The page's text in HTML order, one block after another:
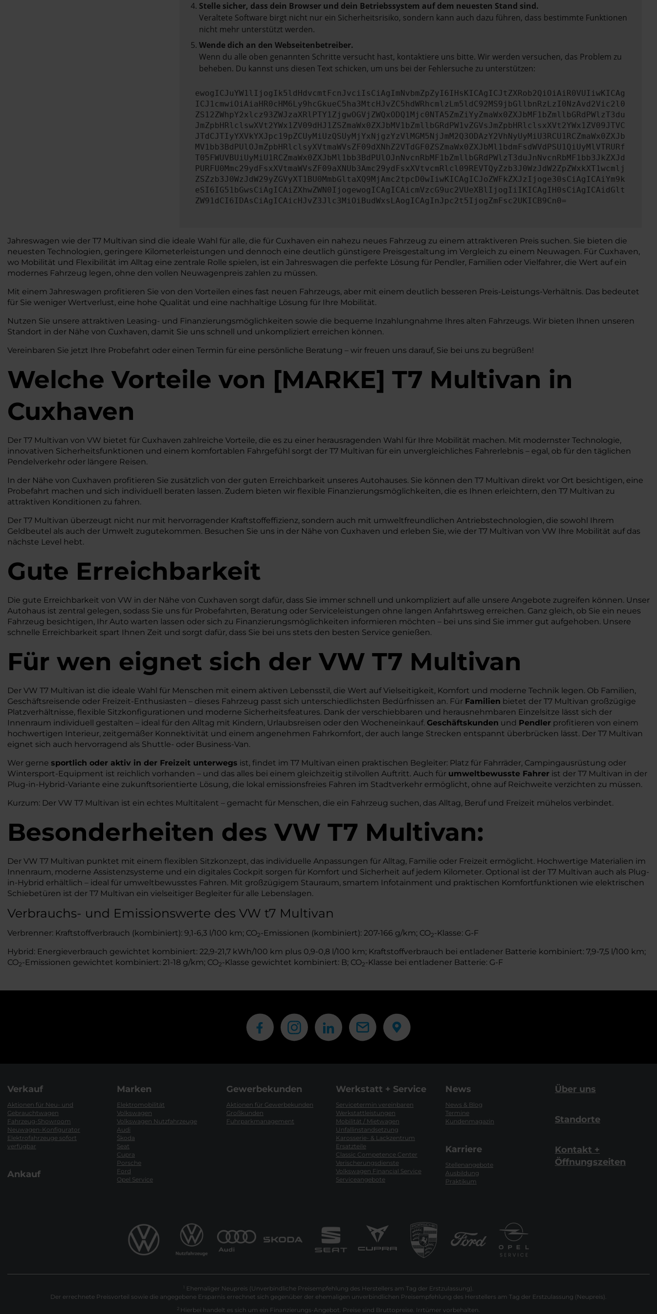
Stelle sicher, dass dein Browser und dein Betriebssystem auf dem neuesten Stand sind.
Veraltete Software birgt nicht nur ein Sicherheitsrisiko, sondern kann auch dazu führen, dass bestimmte Funktionen
nicht mehr unterstützt werden.
Wende dich an den Webseitenbetreiber.
Wenn du alle oben genannten Schritte versucht hast, kontaktiere uns bitte. Wir werden versuchen, das Problem zu
beheben. Du kannst uns diesen Text schicken, um uns bei der Fehlersuche zu unterstützen:
ewogICJuYW1lIjogIk5ldHdvcmtFcnJvciIsCiAgImNvbmZpZyI6IHsKICAgICJtZXRob2QiOiAiR0VUIiwKICAg
ICJ1cmwiOiAiaHR0cHM6Ly9hcGkueC5ha3MtcHJvZC5hdWRhcmlzLm5ldC92MS9jbGllbnRzLzI0NzAvd2Vic2l0
ZS12ZWhpY2xlcz93ZWJzaXRlPTY1ZjgwOGVjZWQxODQ1Mjc0NTA5ZmZiYyZmaWx0ZXJbMF1bZmllbGRdPWlzT3du
JmZpbHRlclswXVt2YWx1ZV09dHJ1ZSZmaWx0ZXJbMV1bZmllbGRdPW1vZGVsJmZpbHRlclsxXVt2YWx1ZV09JTVC
JTdCJTIyYXVkYXJpc19pZCUyMiUzQSUyMjYxNjgzYzVlMGM5NjJmM2Q3ODAzY2VhNyUyMiU3RCU1RCZmaWx0ZXJb
MV1bb3BdPUlOJmZpbHRlclsyXVtmaWVsZF09dXNhZ2VTdGF0ZSZmaWx0ZXJbMl1bdmFsdWVdPSU1QiUyMlVTRURf
T05FWUVBUiUyMiU1RCZmaWx0ZXJbMl1bb3BdPUlOJnNvcnRbMF1bZmllbGRdPWlzT3duJnNvcnRbMF1bb3JkZXJd
PURFU0Mmc29ydFsxXVtmaWVsZF09aXNUb3Amc29ydFsxXVtvcmRlcl09REVTQyZzb3J0WzJdW2ZpZWxkXT1wcmlj
ZSZzb3J0WzJdW29yZGVyXT1BU0MmbGltaXQ9MjAmc2tpcD0wIiwKICAgICJoZWFkZXJzIjoge30sCiAgICAiYm9k
eSI6IG51bGwsCiAgICAiZXhwZWN0IjogewogICAgICAicmVzcG9uc2VUeXBlIjogIiIKICAgIH0sCiAgICAidGlt
ZW91dCI6IDAsCiAgICAicHJvZ3Jlc3MiOiBudWxsLAogICAgInJpc2t5IjogZmFsc2UKICB9Cn0=
Jahreswagen wie der T7 Multivan sind die ideale Wahl für alle, die für Cuxhaven ein nahezu neues Fahrzeug zu einem attraktiveren Preis suchen. Sie bieten die
neuesten Technologien, geringere Kilometerleistungen und dennoch eine deutlich günstigere Preisgestaltung im Vergleich zu einem Neuwagen. Für Cuxhaven,
wo Mobilität und Flexibilität im Alltag eine zentrale Rolle spielen, ist ein Jahreswagen die perfekte Lösung für Pendler, Familien oder Vielfahrer, die Wert auf ein
modernes Fahrzeug legen, ohne den vollen Neuwagenpreis zahlen zu müssen.
Mit einem Jahreswagen profitieren Sie von den Vorteilen eines fast neuen Fahrzeugs, aber mit einem deutlich besseren Preis-Leistungs-Verhältnis. Das bedeutet
für Sie weniger Wertverlust, eine hohe Qualität und eine nachhaltige Lösung für Ihre Mobilität.
Nutzen Sie unsere attraktiven Leasing- und Finanzierungsmöglichkeiten sowie die bequeme Inzahlungnahme Ihres alten Fahrzeugs. Wir bieten Ihnen unseren
Standort in der Nähe von Cuxhaven, damit Sie uns schnell und unkompliziert erreichen können.
Vereinbaren Sie jetzt Ihre Probefahrt oder einen Termin für eine persönliche Beratung – wir freuen uns darauf, Sie bei uns zu begrüßen!
Welche Vorteile von [MARKE] T7 Multivan in
Cuxhaven
Der T7 Multivan von VW bietet für Cuxhaven zahlreiche Vorteile, die es zu einer herausragenden Wahl für Ihre Mobilität machen. Mit modernster Technologie,
innovativen Sicherheitsfunktionen und einem komfortablen Fahrgefühl sorgt der T7 Multivan für ein unvergleichliches Fahrerlebnis – egal, ob für den täglichen
Pendelverkehr oder längere Reisen.
In der Nähe von Cuxhaven profitieren Sie zusätzlich von der guten Erreichbarkeit unseres Autohauses. Sie können den T7 Multivan direkt vor Ort besichtigen, eine
Probefahrt machen und sich individuell beraten lassen. Zudem bieten wir flexible Finanzierungsmöglichkeiten, die es Ihnen erleichtern, den T7 Multivan zu
attraktiven Konditionen zu fahren.
Der T7 Multivan überzeugt nicht nur mit hervorragender Kraftstoffeffizienz, sondern auch mit umweltfreundlichen Antriebstechnologien, die sowohl Ihrem
Geldbeutel als auch der Umwelt zugutekommen. Besuchen Sie uns in der Nähe von Cuxhaven und erleben Sie, wie der T7 Multivan von VW Ihre Mobilität auf das
nächste Level hebt.
Gute Erreichbarkeit
Die gute Erreichbarkeit von VW in der Nähe von Cuxhaven sorgt dafür, dass Sie immer schnell und unkompliziert auf alle unsere Angebote zugreifen können. Unser
Autohaus ist zentral gelegen, sodass Sie uns für Probefahrten, Beratung oder Serviceleistungen ohne langen Anfahrtsweg erreichen. Ganz gleich, ob Sie ein neues
Fahrzeug besichtigen, Ihr Auto warten lassen oder sich zu Finanzierungsmöglichkeiten informieren möchten – bei uns sind Sie immer gut aufgehoben. Unsere
schnelle Erreichbarkeit spart Ihnen Zeit und sorgt dafür, dass Sie bei uns stets den besten Service genießen.
Für wen eignet sich der VW T7 Multivan
Der VW T7 Multivan ist die ideale Wahl für Menschen mit einem aktiven Lebensstil, die Wert auf Vielseitigkeit, Komfort und moderne Technik legen. Ob Familien,
Geschäftsreisende oder Freizeit-Enthusiasten – dieses Fahrzeug passt sich unterschiedlichsten Bedürfnissen an. Für Familien bietet der T7 Multivan großzügige
Platzverhältnisse, flexible Sitzkonfigurationen und moderne Sicherheitsfeatures. Dank der verschiebbaren und herausnehmbaren Einzelsitze lässt sich der
Innenraum individuell gestalten – ideal für den Alltag mit Kindern, Urlaubsreisen oder den Wocheneinkauf. Geschäftskunden und Pendler profitieren von einem
hochwertigen Interieur, zeitgemäßer Konnektivität und einem angenehmen Fahrkomfort, der auch lange Strecken entspannt überbrücken lässt. Der T7 Multivan
eignet sich auch hervorragend als Shuttle- oder Business-Van.
Wer gerne sportlich oder aktiv in der Freizeit unterwegs ist, findet im T7 Multivan einen praktischen Begleiter: Platz für Fahrräder, Campingausrüstung oder
Wintersport-Equipment ist reichlich vorhanden – und das alles bei einem gleichzeitig stilvollen Auftritt. Auch für umweltbewusste Fahrer ist der T7 Multivan in der
Plug-in-Hybrid-Variante eine zukunftsorientierte Lösung, die lokal emissionsfreies Fahren im Stadtverkehr ermöglicht, ohne auf Reichweite verzichten zu müssen.
Kurzum: Der VW T7 Multivan ist ein echtes Multitalent – gemacht für Menschen, die ein Fahrzeug suchen, das Alltag, Beruf und Freizeit mühelos verbindet.
Besonderheiten des VW T7 Multivan:
Der VW T7 Multivan punktet mit einem flexiblen Sitzkonzept, das individuelle Anpassungen für Alltag, Familie oder Freizeit ermöglicht. Hochwertige Materialien im
Innenraum, moderne Assistenzsysteme und ein digitales Cockpit sorgen für Komfort und Sicherheit auf jedem Kilometer. Optional ist der T7 Multivan auch als Plug-
in-Hybrid erhältlich – ideal für umweltbewusstes Fahren. Mit großzügigem Stauraum, smartem Infotainment und praktischen Komfortfunktionen wie elektrischen
Schiebetüren ist der T7 Multivan ein vielseitiger Begleiter für alle Lebenslagen.
Verbrauchs- und Emissionswerte des VW t7 Multivan
Verbrenner: Kraftstoffverbrauch (kombiniert): 9,1-6,3 l/100 km; CO2-Emissionen (kombiniert): 207-166 g/km; CO2-Klasse: G-F
Hybrid: Energieverbrauch gewichtet kombiniert: 22,9-21,7 kWh/100 km plus 0,9-0,8 l/100 km; Kraftstoffverbrauch bei entladener Batterie kombiniert: 7,9-7,5 l/100 km;
CO2-Emissionen gewichtet kombiniert: 21-18 g/km; CO2-Klasse gewichtet kombiniert: B; CO2-Klasse bei entladener Batterie: G-F
Verkauf
Aktionen für Neu- und
Gebrauchtwagen
Fahrzeug-Showroom
Neuwagen-Konfigurator
Elektrofahrzeuge sofort
verfügbar
Ankauf
Marken
Elektromobilität
Volkswagen
Volkswagen Nutzfahrzeuge
Audi
Škoda
Seat
Cupra
Porsche
Ford
Opel Service
Gewerbekunden
Aktionen für Gewerbekunden
Großkunden
Fuhrparkmanagement
Werkstatt + Service
Servicetermin vereinbaren
Werkstattleistungen
Mobilität / Mietwagen
Unfallinstandsetzung
Karosserie- & Lackzentrum
Ersatzteile
Classic Competence Center
Verischerungsdienste
Volkswagen Financial Service
Serviceangebote
News
News & Blog
Termine
Kundenmagazin
Karriere
Stellenangebote
Ausbildung
Praktikum
Über uns
Standorte
Kontakt +
Öffnungszeiten
1 Ehemaliger Neupreis (Unverbindliche Preisempfehlung des Herstellers am Tag der Erstzulassung).
Der errechnete Preisvorteil sowie die angegebene Ersparnis errechnet sich gegenüber der ehemaligen unverbindlichen Preisempfehlung des Herstellers am Tag der Erstzulassung (Neupreis).
2 Hierbei handelt es sich um ein Finanzierungs-Angebot. Preise sind Bruttopreise. Irrtümer vorbehalten.